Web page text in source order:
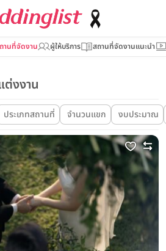
านที่จัดงาน ผู้ให้บริการ สถานที่จัดงานแนะนำ
งงาน
ประเภทสถานที่ จำนวนแขก งบประมาณ